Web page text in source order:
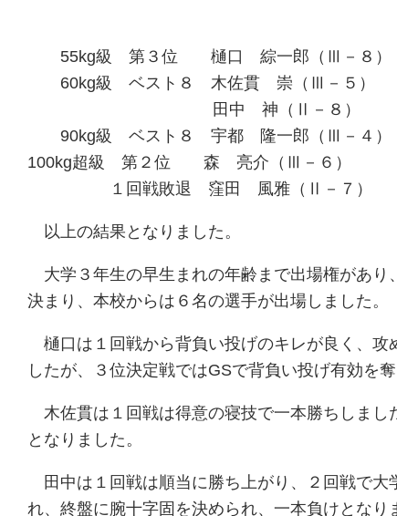
於：兵庫県
55kg級 第３位 樋口 綜一郎（Ⅲ－８）
60kg級 ベスト８ 木佐貫 崇（Ⅲ－５）
田中 神（Ⅱ－８）
90kg級 ベスト８ 宇都 隆一郎（Ⅲ－４）
100kg超級 第２位 森 亮介（Ⅲ－６）
１回戦敗退 窪田 風雅（Ⅱ－７）
以上の結果となりました。
大学３年生の早生まれの年齢まで出場権があり
決まり、本校からは６名の選手が出場しました。
樋口は１回戦から背負い投げのキレが良く、攻
したが、３位決定戦ではGSで背負い投げ有効を
木佐貫は１回戦は得意の寝技で一本勝ちしまし
となりました。
田中は１回戦は順当に勝ち上がり、２回戦で大
れ、終盤に腕十字固を決められ、一本負けとなり